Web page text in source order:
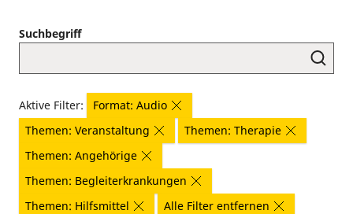
Suchbegriff
Aktive Filter:
Format: Audio
Themen: Veranstaltung
Themen: Therapie
Themen: Angehörige
Themen: Begleiterkrankungen
Themen: Hilfsmittel
Alle Filter entfernen